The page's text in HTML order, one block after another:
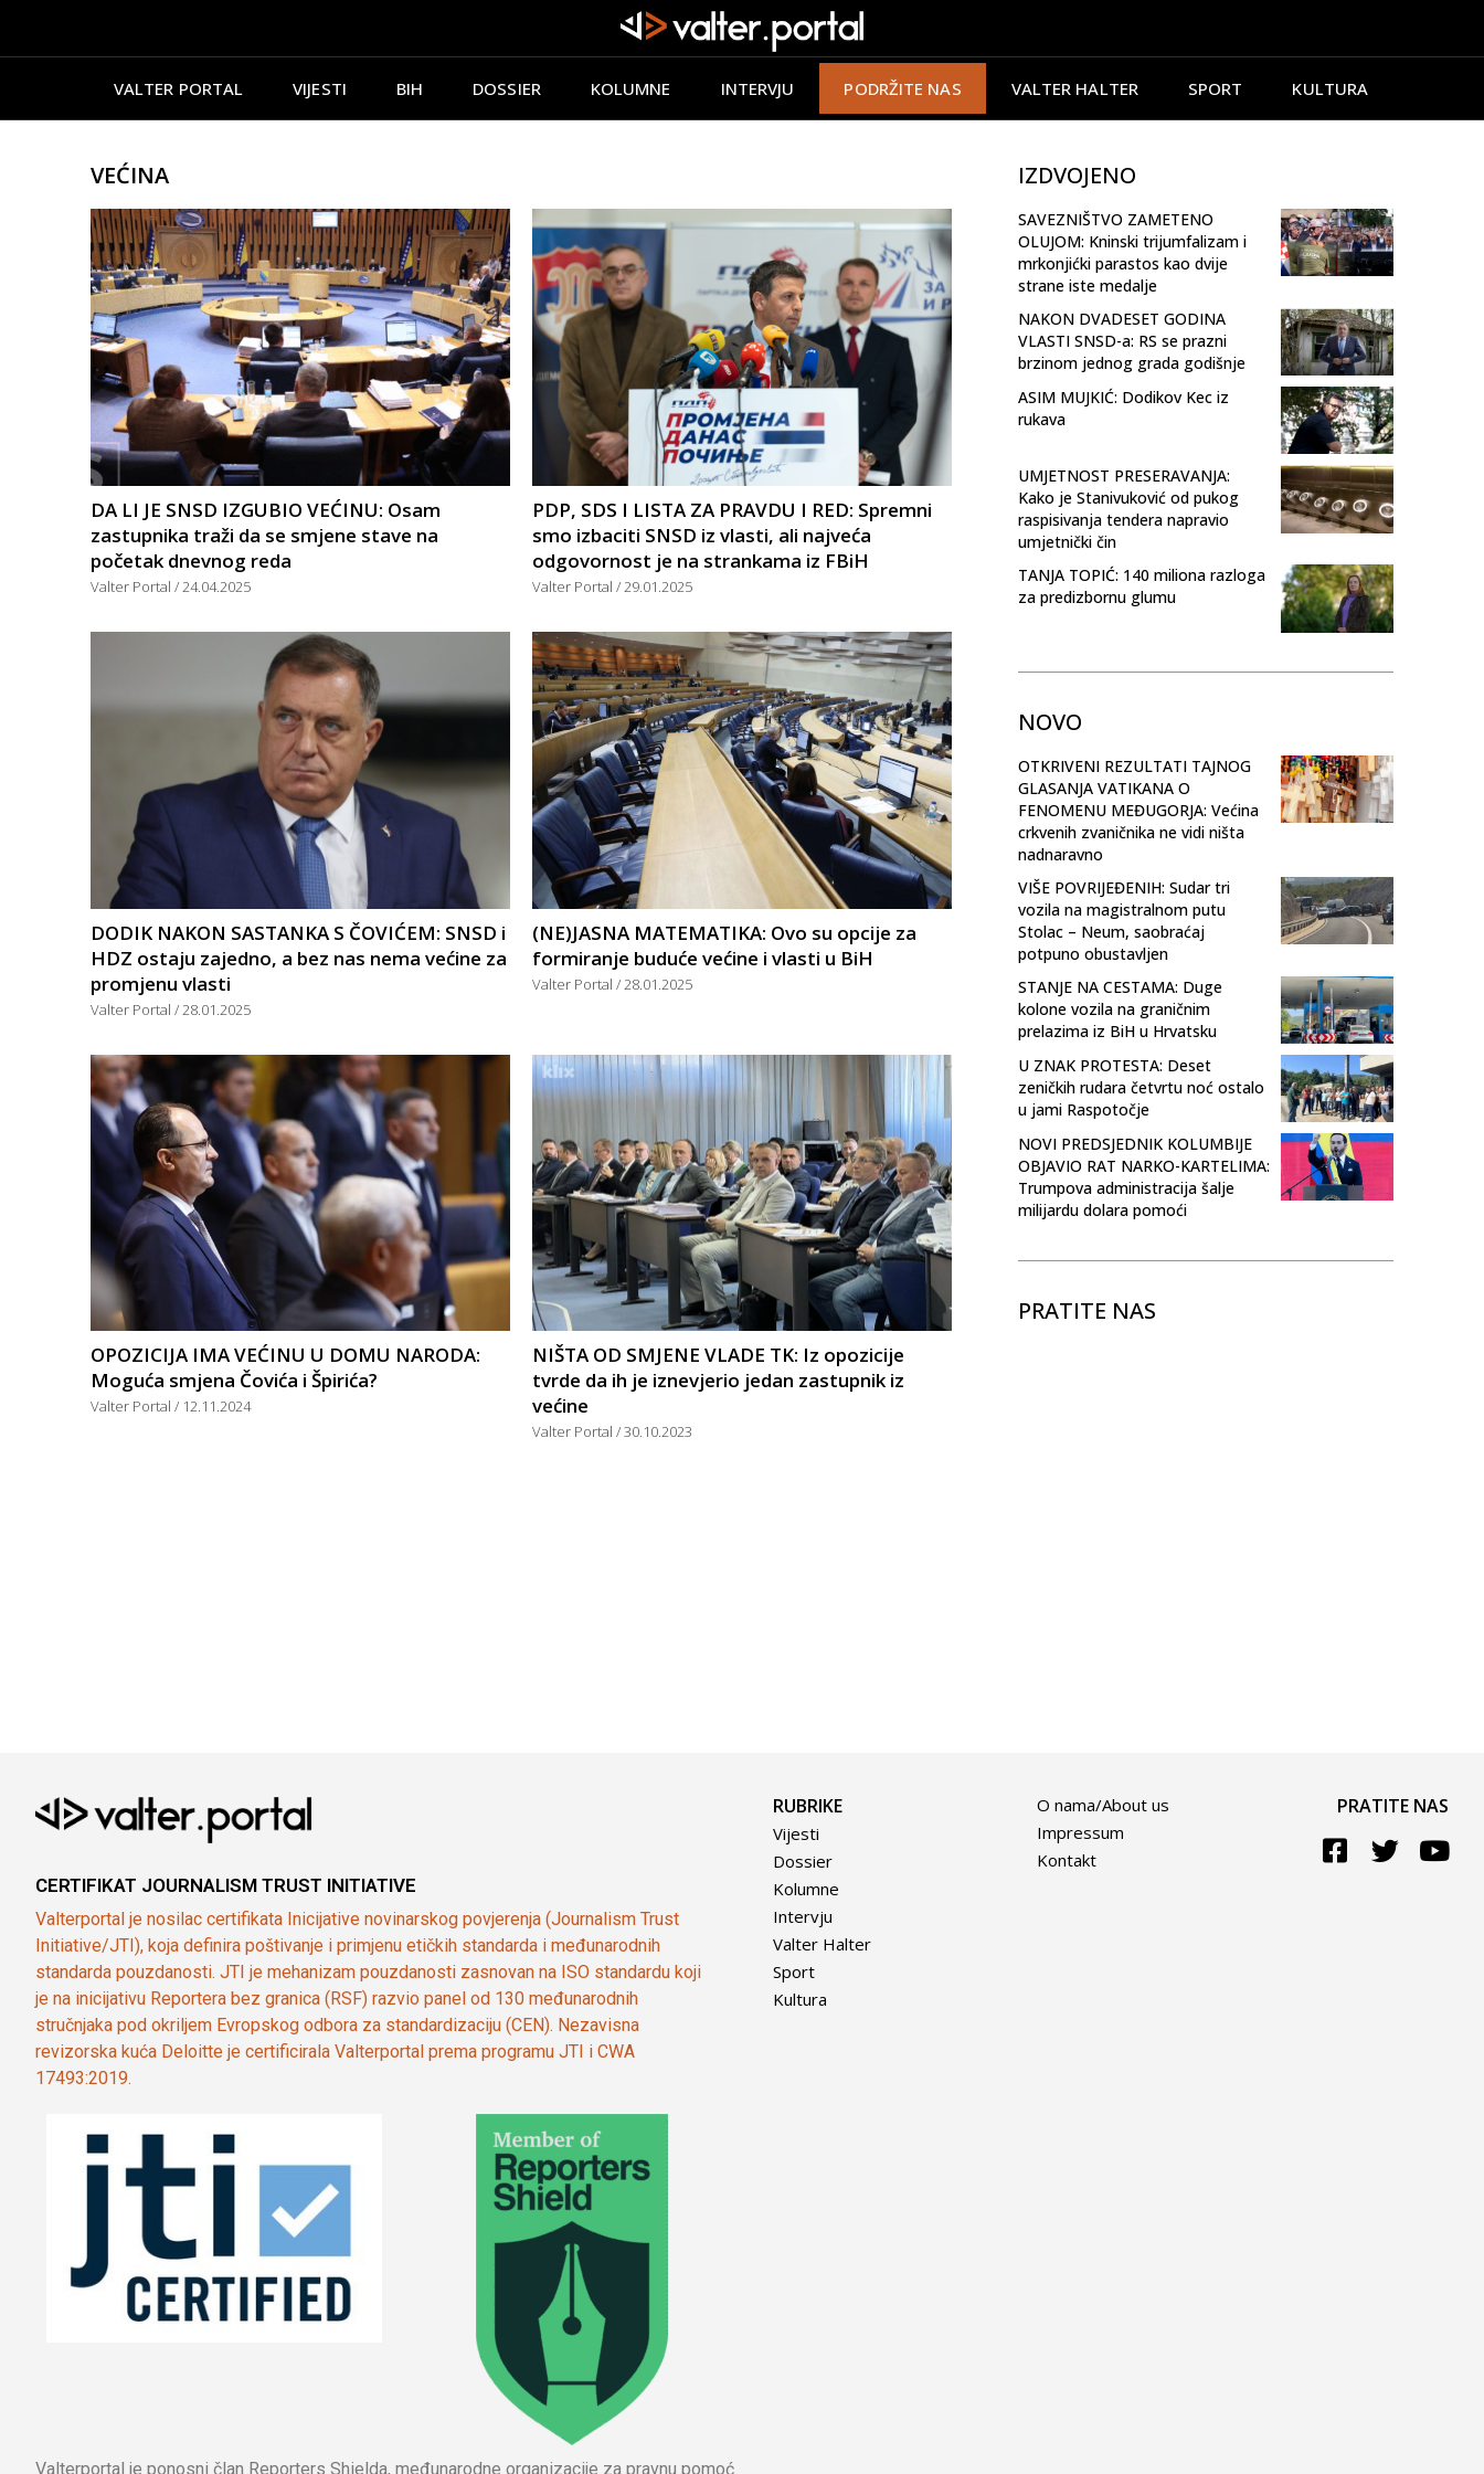
VALTER PORTAL VIJESTI BIH DOSSIER KOLUMNE INTERVJU PODRŽITE NAS VALTER HALTER SPORT KULTURA
VEĆINA
DA LI JE SNSD IZGUBIO VEĆINU: Osam
zastupnika traži da se smjene stave na
početak dnevnog reda
Valter Portal 24.04.2025
PDP, SDS I LISTA ZA PRAVDU I RED: Spremni
smo izbaciti SNSD iz vlasti, ali najveća
odgovornost je na strankama iz FBiH
Valter Portal 29.01.2025
DODIK NAKON SASTANKA S ČOVIĆEM: SNSD i
HDZ ostaju zajedno, a bez nas nema većine za
promjenu vlasti
Valter Portal 28.01.2025
(NE)JASNA MATEMATIKA: Ovo su opcije za
formiranje buduće većine i vlasti u BiH
Valter Portal 28.01.2025
OPOZICIJA IMA VEĆINU U DOMU NARODA:
Moguća smjena Čovića i Špirića?
Valter Portal 12.11.2024
NIŠTA OD SMJENE VLADE TK: Iz opozicije
tvrde da ih je iznevjerio jedan zastupnik iz
većine
Valter Portal 30.10.2023
IZDVOJENO
SAVEZNIŠTVO ZAMETENO
OLUJOM: Kninski trijumfalizam i
mrkonjićki parastos kao dvije
strane iste medalje
NAKON DVADESET GODINA
VLASTI SNSD-a: RS se prazni
brzinom jednog grada godišnje
ASIM MUJKIĆ: Dodikov Kec iz
rukava
UMJETNOST PRESERAVANJA:
Kako je Stanivuković od pukog
raspisivanja tendera napravio
umjetnički čin
TANJA TOPIĆ: 140 miliona razloga
za predizbornu glumu
NOVO
OTKRIVENI REZULTATI TAJNOG
GLASANJA VATIKANA O
FENOMENU MEĐUGORJA: Većina
crkvenih zvaničnika ne vidi ništa
nadnaravno
VIŠE POVRIJEĐENIH: Sudar tri
vozila na magistralnom putu
Stolac – Neum, saobraćaj
potpuno obustavljen
STANJE NA CESTAMA: Duge
kolone vozila na graničnim
prelazima iz BiH u Hrvatsku
U ZNAK PROTESTA: Deset
zeničkih rudara četvrtu noć ostalo
u jami Raspotočje
NOVI PREDSJEDNIK KOLUMBIJE
OBJAVIO RAT NARKO-KARTELIMA:
Trumpova administracija šalje
milijardu dolara pomoći
PRATITE NAS
CERTIFIKAT JOURNALISM TRUST INITIATIVE
Valterportal je nosilac certifikata Inicijative novinarskog povjerenja (Journalism Trust
Initiative/JTI), koja definira poštivanje i primjenu etičkih standarda i međunarodnih
standarda pouzdanosti. JTI je mehanizam pouzdanosti zasnovan na ISO standardu koji
je na inicijativu Reportera bez granica (RSF) razvio panel od 130 međunarodnih
stručnjaka pod okriljem Evropskog odbora za standardizaciju (CEN). Nezavisna
revizorska kuća Deloitte je certificirala Valterportal prema programu JTI i CWA
17493:2019.
Valterportal je ponosni član Reporters Shielda, međunarodne organizacije za pravnu pomoć
RUBRIKE
Vijesti
Dossier
Kolumne
Intervju
Valter Halter
Sport
Kultura
O nama/About us
Impressum
Kontakt
PRATITE NAS